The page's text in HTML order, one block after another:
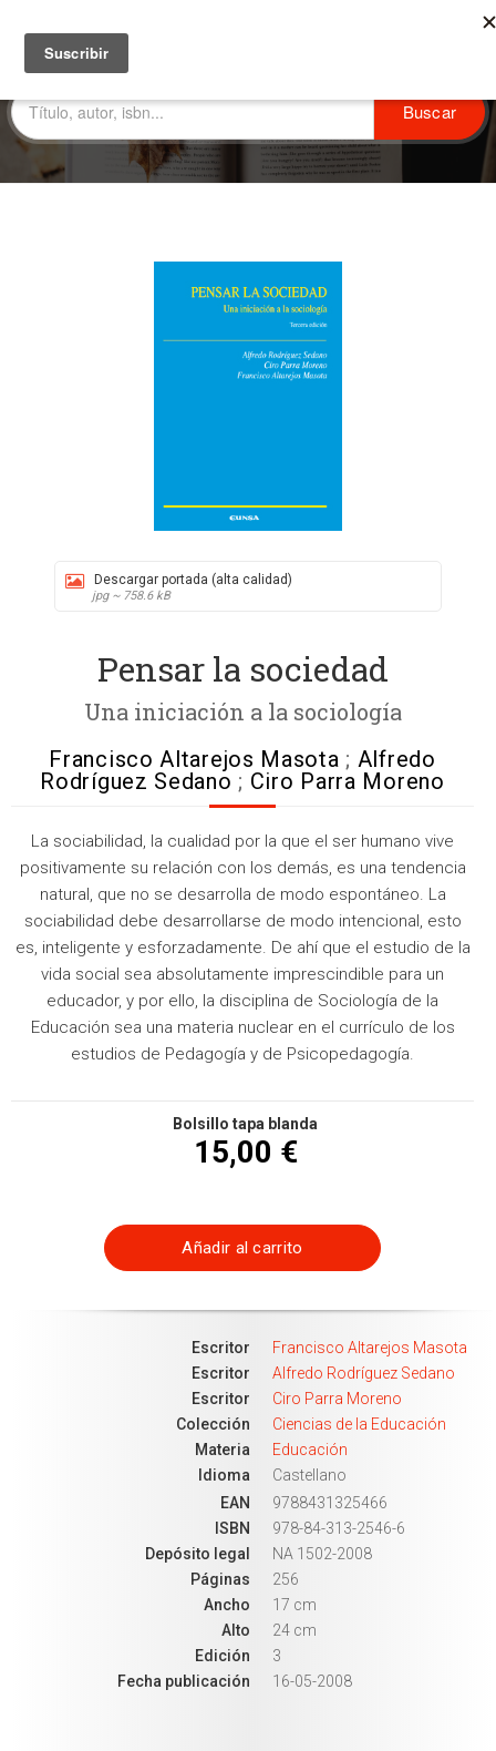
Descargar portada (alta calidad)
jpg ~ 758.6 kB
Pensar la sociedad
Una iniciación a la sociología
Francisco Altarejos Masota ; Alfredo
Rodríguez Sedano ; Ciro Parra Moreno
La sociabilidad, la cualidad por la que el ser humano vive
positivamente su relación con los demás, es una tendencia
natural, que no se desarrolla de modo espontáneo. La
sociabilidad debe desarrollarse de modo intencional, esto
es, inteligente y esforzadamente. De ahí que el estudio de la
vida social sea absolutamente imprescindible para un
educador, y por ello, la disciplina de Sociología de la
Educación sea una materia nuclear en el currículo de los
estudios de Pedagogía y de Psicopedagogía.
Bolsillo tapa blanda
15,00 €
Añadir al carrito
Escritor
Francisco Altarejos Masota
Escritor
Alfredo Rodríguez Sedano
Escritor
Ciro Parra Moreno
Colección
Ciencias de la Educación
Materia
Educación
Idioma
Castellano
EAN
9788431325466
ISBN
978-84-313-2546-6
Depósito legal
NA 1502-2008
Páginas
256
Ancho
17 cm
Alto
24 cm
Edición
3
Fecha publicación
16-05-2008